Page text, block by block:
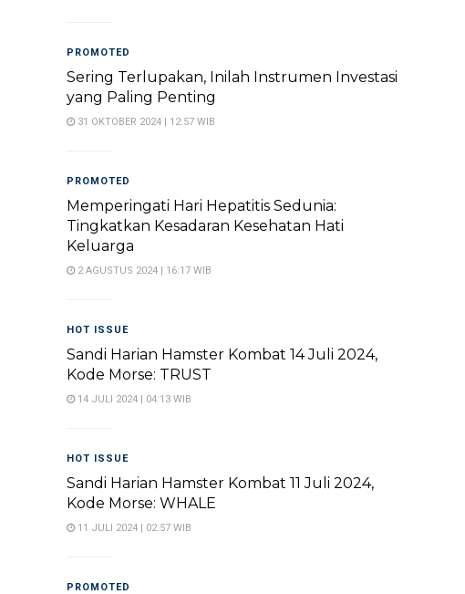
PROMOTED
Sering Terlupakan, Inilah Instrumen Investasi
yang Paling Penting
31 OKTOBER 2024 | 12:57 WIB
PROMOTED
Memperingati Hari Hepatitis Sedunia:
Tingkatkan Kesadaran Kesehatan Hati
Keluarga
2 AGUSTUS 2024 | 16:17 WIB
HOT ISSUE
Sandi Harian Hamster Kombat 14 Juli 2024,
Kode Morse: TRUST
14 JULI 2024 | 04:13 WIB
HOT ISSUE
Sandi Harian Hamster Kombat 11 Juli 2024,
Kode Morse: WHALE
11 JULI 2024 | 02:57 WIB
PROMOTED